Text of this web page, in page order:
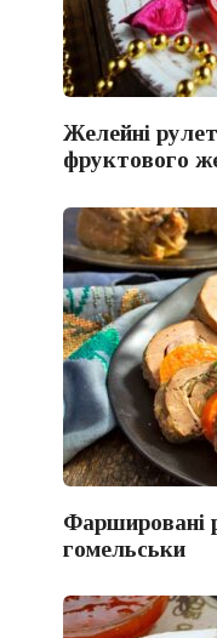
Желейні
фруктового
Фаршировані
гомельськи